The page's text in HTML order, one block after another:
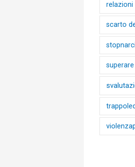
relazioni
scarto